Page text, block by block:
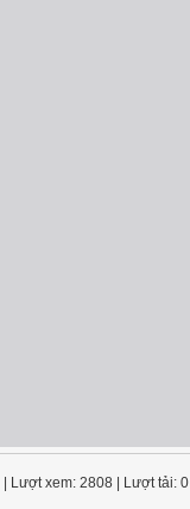
| Lượt xem: 2808 | Lượt tải: 0